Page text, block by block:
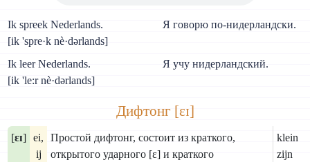
Ik spreek Nederlands.
[ik 'spre·k nè·dərlands]
Я говорю по-нидерландски.
Ik leer Nederlands.
[ik 'le:r nè·dərlands]
Я учу нидерландский.
Дифтонг [ɛɪ]
[ɛɪ]
ei,
ij
Простой дифтонг, состоит из краткого,
открытого ударного [ɛ] и краткого
klein
zijn